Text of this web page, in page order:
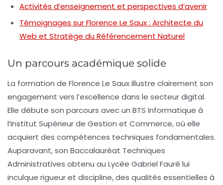
Activités d’enseignement et perspectives d’avenir
Témoignages sur Florence Le Saux : Architecte du
Web et Stratège du Référencement Naturel
Un parcours académique solide
La formation de Florence Le Saux illustre clairement son
engagement vers l’excellence dans le secteur digital.
Elle débute son parcours avec un BTS Informatique à
l’Institut Supérieur de Gestion et Commerce, où elle
acquiert des compétences techniques fondamentales.
Auparavant, son Baccalauréat Techniques
Administratives obtenu au Lycée Gabriel Fauré lui
inculque rigueur et discipline, des qualités essentielles à